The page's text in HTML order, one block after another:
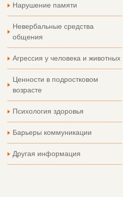
Нарушение памяти
Невербальные средства
общения
Агрессия у человека и животных
Ценности в подростковом
возрасте
Психология здоровья
Барьеры коммуникации
Другая информация